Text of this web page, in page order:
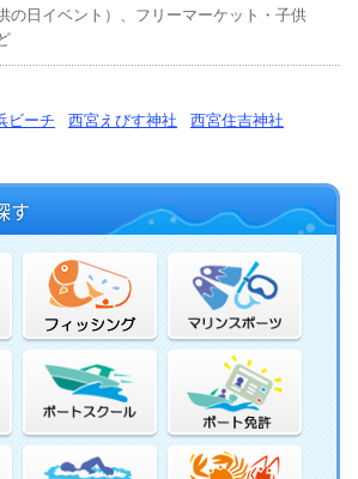
す
の日イベント）、フリーマーケット・子供
ビーチ 西宮えびす神社 西宮住吉神社